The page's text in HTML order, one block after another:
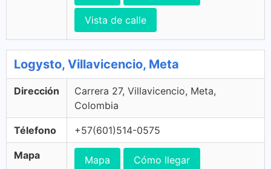
Vista de calle
Logysto, Villavicencio, Meta
Dirección
Carrera 27, Villavicencio, Meta,
Colombia
Télefono +57(601)514-0575
Mapa Mapa Cómo llegar